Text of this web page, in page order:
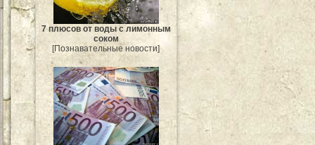
7 плюсов от воды с лимонным
соком
[Познавательные новости]